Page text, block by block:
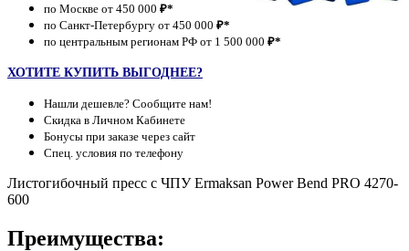
по Москве от 450 000 ₽*
по Санкт-Петербургу от 450 000 ₽*
по центральным регионам РФ от 1 500 000 ₽*
ХОТИТЕ КУПИТЬ ВЫГОДНЕЕ?
Нашли дешевле? Сообщите нам!
Скидка в Личном Кабинете
Бонусы при заказе через сайт
Спец. условия по телефону
Листогибочный пресс с ЧПУ Ermaksan Power Bend PRO 4270-
600
Преимущества: